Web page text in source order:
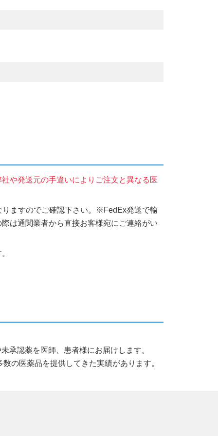
や発送元の手違いによりご注文と異なる医
ますのでご確認下さい。※FedEx発送で輸
は通関業者から直接お客様宛にご連絡がい
承認薬を医師、患者様にお届けします。
の医薬品を提供してきた実績があります。